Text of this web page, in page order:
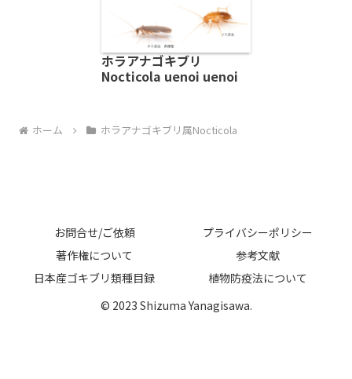
ホラアナゴキブリ
Nocticola uenoi uenoi
ホーム ホラアナゴキブリ属Nocticola
お問合せ/ご依頼
プライバシーポリシー
著作権について
参考文献
日本産ゴキブリ類種目録
植物防疫法について
© 2023 Shizuma Yanagisawa.